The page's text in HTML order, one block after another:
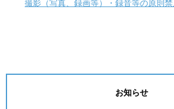
撮影（写真、録画等）・録音等の原則
お知らせ